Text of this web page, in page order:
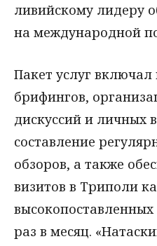
ливийскому лидеру
на международной
Пакет услуг
брифингов,
дискуссий и личных
составление
обзоров, а также
визитов в Триполи
раз в месяц.